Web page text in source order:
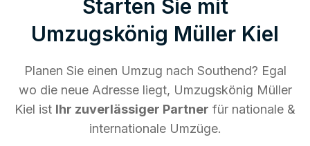
Starten Sie mit
Umzugskönig Müller Kiel
Planen Sie einen Umzug nach Southend? Egal
wo die neue Adresse liegt, Umzugskönig Müller
Kiel ist Ihr zuverlässiger Partner für nationale &
internationale Umzüge.